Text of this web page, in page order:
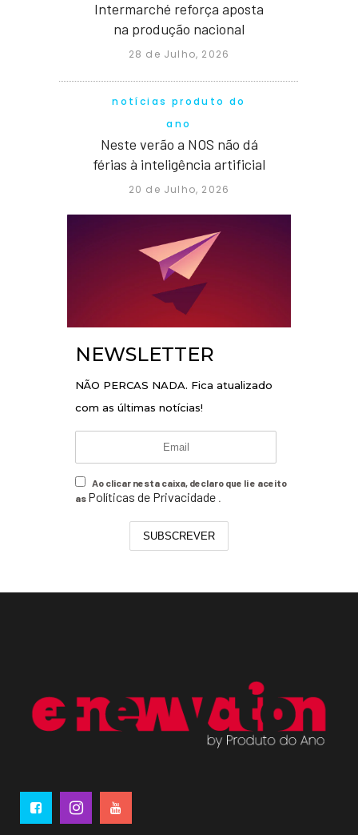
Intermarché reforça aposta
na produção nacional
28 de Julho, 2026
notícias produto do
ano
Neste verão a NOS não dá
férias à inteligência artificial
20 de Julho, 2026
NEWSLETTER
NÃO PERCAS NADA. Fica atualizado
com as últimas notícias!
Ao clicar nesta caixa, declaro que li e aceito
as Políticas de Privacidade
SUBSCREVER